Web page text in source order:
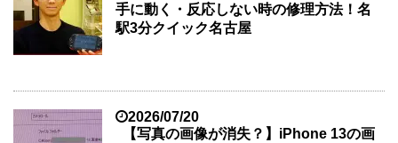
手に動く・反応しない時の修理方法！名
駅3分クイック名古屋
2026/07/20
【写真の画像が消失？】iPhone 13の画